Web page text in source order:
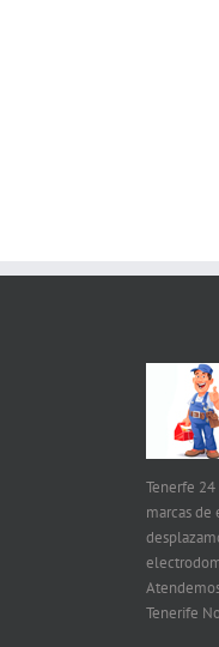
Tenerfe
marcas de
Tenerife